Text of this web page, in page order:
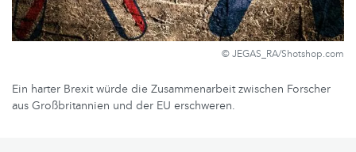
© JEGAS_RA/Shotshop.com
Ein harter Brexit würde die Zusammenarbeit zwischen Forscher
aus Großbritannien und der EU erschweren.